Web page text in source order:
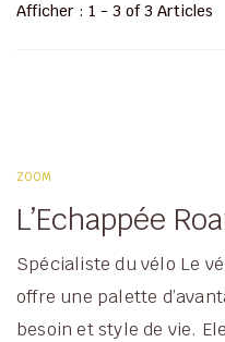
Afficher : 1 - 3 of 3 Articles
ZOOM
L’Echappée
Spécialiste du vélo Le
offre une palette
besoin et style de vie.